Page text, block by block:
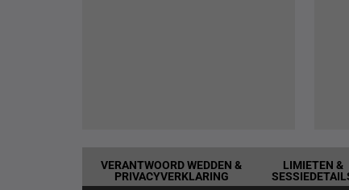
VERANTWOORD WEDDEN &
PRIVACYVERKLARING
LIMIETEN &